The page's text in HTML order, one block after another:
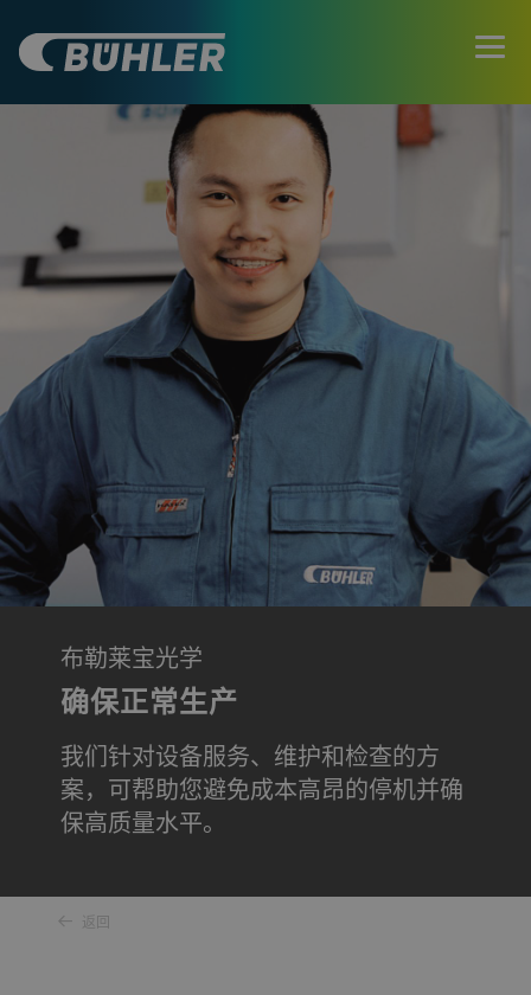
布勒莱宝光学
确保正常生产
我们针对设备服务、维护和检查的方
案，可帮助您避免成本高昂的停机并确
保高质量水平。
返回